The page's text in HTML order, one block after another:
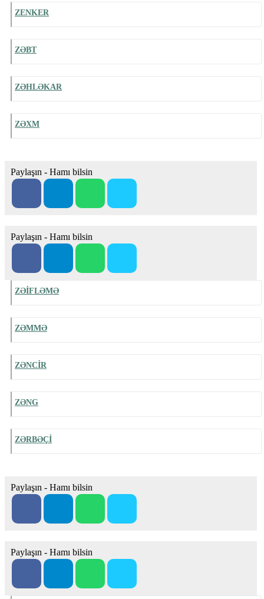
ZENKER
ZƏBT
ZƏHLƏKAR
ZƏXM
Paylaşın - Hamı bilsin
Paylaşın - Hamı bilsin
ZƏİFLƏMƏ
ZƏMMƏ
ZƏNCİR
ZƏNG
ZƏRBƏÇİ
Paylaşın - Hamı bilsin
Paylaşın - Hamı bilsin